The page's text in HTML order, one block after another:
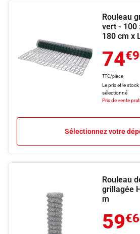
Rouleau
vert - 100
180 cm x
74
TTC/pièce
Le prix et le
sélectionné
Prix de vente
Sélectionnez votre
Rouleau
grillagée
m
59